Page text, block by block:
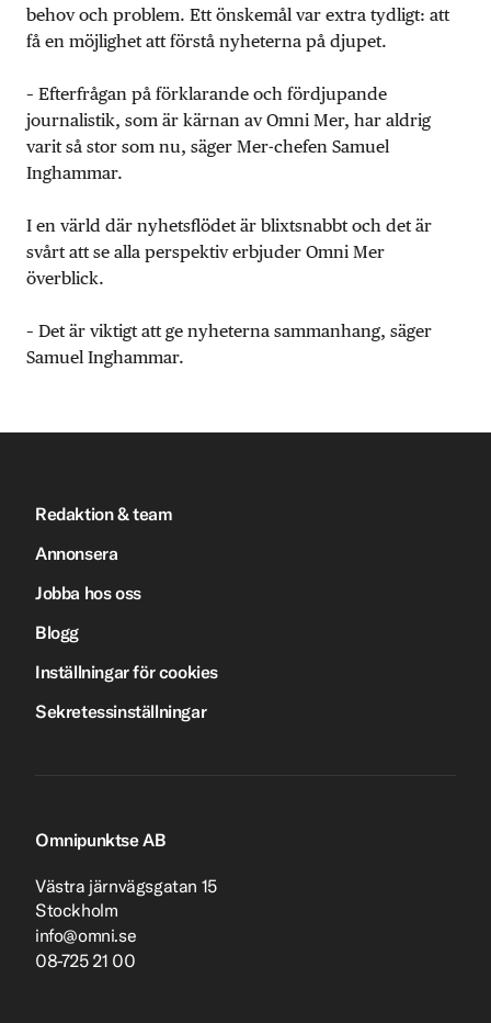
behov och problem. Ett önskemål var extra tydligt: att
få en möjlighet att förstå nyheterna på djupet.
– Efterfrågan på förklarande och fördjupande
journalistik, som är kärnan av Omni Mer, har aldrig
varit så stor som nu, säger Mer-chefen Samuel
Inghammar.
I en värld där nyhetsflödet är blixtsnabbt och det är
svårt att se alla perspektiv erbjuder Omni Mer
överblick.
– Det är viktigt att ge nyheterna sammanhang, säger
Samuel Inghammar.
Redaktion & team
Annonsera
Jobba hos oss
Blogg
Inställningar för cookies
Sekretessinställningar
Omnipunktse AB
Västra järnvägsgatan 15
Stockholm
info@omni.se
08-725 21 00